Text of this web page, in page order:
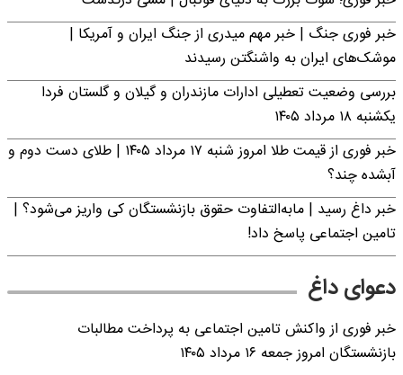
خبر فوری جنگ | خبر مهم میدری از جنگ ایران و آمریکا |
موشک‌های ایران به واشنگتن رسیدند
بررسی وضعیت تعطیلی ادارات مازندران و گیلان و گلستان فردا
یکشنبه ۱۸ مرداد ۱۴۰۵
خبر فوری از قیمت طلا امروز شنبه ۱۷ مرداد ۱۴۰۵ | طلای دست دوم و
آبشده چند؟
خبر داغ رسید | مابه‌التفاوت حقوق بازنشستگان کی واریز می‌شود؟ |
تامین اجتماعی پاسخ داد!
دعوای داغ
خبر فوری از واکنش تامین اجتماعی به پرداخت مطالبات
بازنشستگان امروز جمعه ۱۶ مرداد ۱۴۰۵